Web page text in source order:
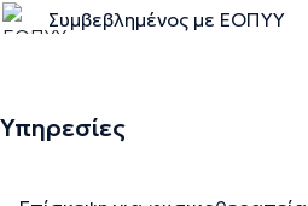
Συμβεβλημένος με ΕΟΠΥΥ
Υπηρεσίες